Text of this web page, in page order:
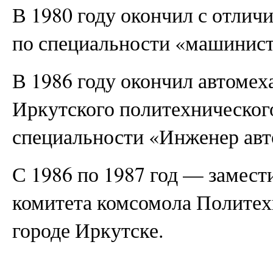
В 1980 году окончил с
по специальности
В 1986 году окончил
Иркутского
специальности «Инженер
С 1986 по 1987 год —
комитета комсомола
городе Иркутске.